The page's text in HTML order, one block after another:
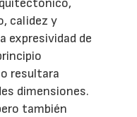
calidez y
expresividad de
resultara
dimensiones.
también